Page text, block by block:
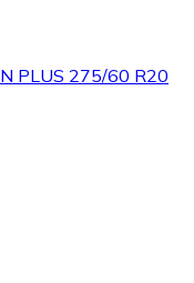
PLUS 275/60 R20